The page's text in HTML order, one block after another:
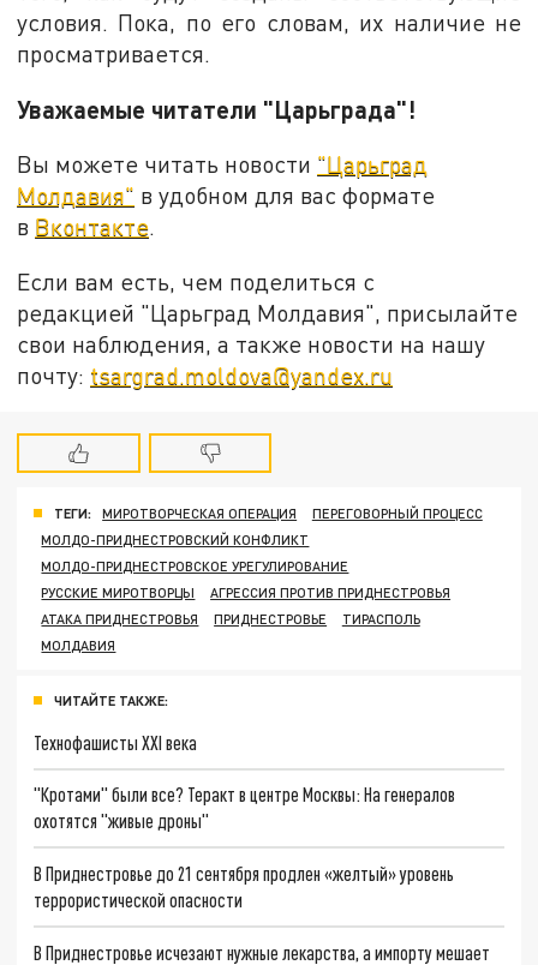
условия. Пока, по его словам, их наличие не
просматривается.
Уважаемые читатели "Царьграда"!
Вы можете читать новости "Царьград
Молдавия" в удобном для вас формате
в Вконтакте.
Если вам есть, чем поделиться с
редакцией "Царьград Молдавия", присылайте
свои наблюдения, а также новости на нашу
почту: tsargrad.moldova@yandex.ru
ТЕГИ: МИРОТВОРЧЕСКАЯ ОПЕРАЦИЯ
ПЕРЕГОВОРНЫЙ ПРОЦЕСС
МОЛДО-ПРИДНЕСТРОВСКИЙ КОНФЛИКТ
МОЛДО-ПРИДНЕСТРОВСКОЕ УРЕГУЛИРОВАНИЕ
РУССКИЕ МИРОТВОРЦЫ
АГРЕССИЯ ПРОТИВ ПРИДНЕСТРОВЬЯ
АТАКА ПРИДНЕСТРОВЬЯ
ПРИДНЕСТРОВЬЕ
ТИРАСПОЛЬ
МОЛДАВИЯ
ЧИТАЙТЕ ТАКЖЕ:
Технофашисты XXI века
"Кротами" были все? Теракт в центре Москвы: На генералов
охотятся "живые дроны"
В Приднестровье до 21 сентября продлен «желтый» уровень
террористической опасности
В Приднестровье исчезают нужные лекарства, а импорту мешает